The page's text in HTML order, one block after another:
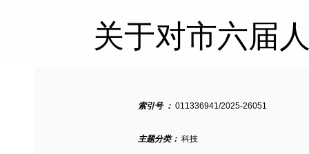
关于对市六届
索引号 ： 011336941/2025-26051
主题分类： 科技